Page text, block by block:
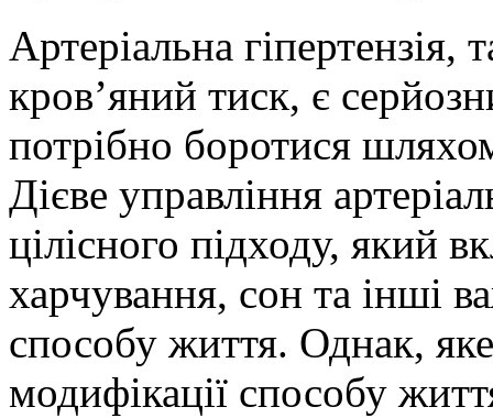
Артеріальна
кров’яний тиск, є
потрібно боротися
Дієве управління
цілісного підходу, який
харчування, сон та інші
способу життя. Однак,
модифікації способу